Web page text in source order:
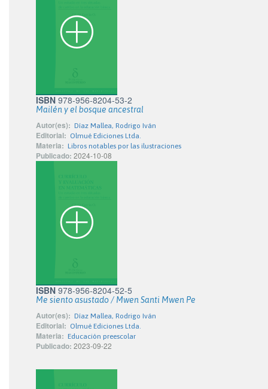
ISBN 978-956-8204-53-2
Mailén y el bosque ancestral
Autor(es): Díaz Mallea, Rodrigo Iván
Editorial: Olmué Ediciones Ltda.
Materia: Libros notables por las ilustraciones
Publicado: 2024-10-08
ISBN 978-956-8204-52-5
Me siento asustado / Mwen Santi Mwen Pe
Autor(es): Díaz Mallea, Rodrigo Iván
Editorial: Olmué Ediciones Ltda.
Materia: Educación preescolar
Publicado: 2023-09-22